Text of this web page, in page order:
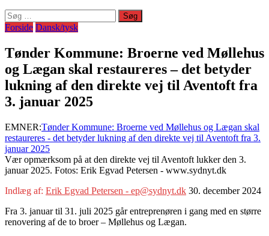
Søg
efter:
Forside Dansk/tysk
Tønder Kommune: Broerne ved Møllehus
og Lægan skal restaureres – det betyder
lukning af den direkte vej til Aventoft fra
3. januar 2025
EMNER:Tønder Kommune: Broerne ved Møllehus og Lægan skal
restaureres - det betyder lukning af den direkte vej til Aventoft fra 3.
januar 2025
Vær opmærksom på at den direkte vej til Aventoft lukker den 3.
januar 2025. Fotos: Erik Egvad Petersen - www.sydnyt.dk
Indlæg af: Erik Egvad Petersen - ep@sydnyt.dk 30. december 2024
Fra 3. januar til 31. juli 2025 går entreprenøren i gang med en større
renovering af de to broer – Møllehus og Lægan.